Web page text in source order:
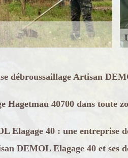
débroussaillage Artisan
Hagetmau 40700 dans toute
Elagage 40 : une entreprise
DEMOL Elagage 40 et ses